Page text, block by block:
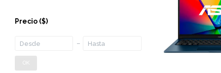
Precio ($)
OK